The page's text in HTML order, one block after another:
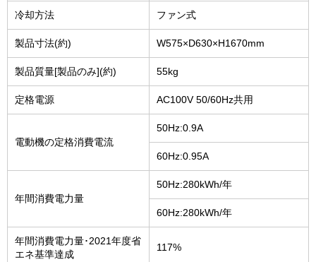
冷却方法 ファン式
製品寸法(約) W575×D630×H1670mm
製品質量[製品のみ](約) 55kg
定格電源 AC100V 50/60Hz共用
電動機の定格消費電流
50Hz:0.9A
60Hz:0.95A
年間消費電力量
50Hz:280kWh/年
60Hz:280kWh/年
年間消費電力量･2021年度省
エネ基準達成
117%